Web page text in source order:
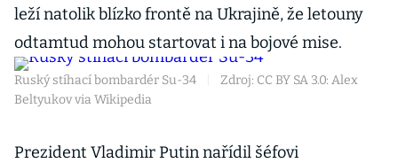
leží natolik blízko frontě na Ukrajině, že letouny
odtamtud mohou startovat i na bojové mise.
Ruský stíhací bombardér Su-34
Zdroj: CC BY SA 3.0: Alex
Beltyukov via Wikipedia
Prezident Vladimir Putin nařídil šéfovi